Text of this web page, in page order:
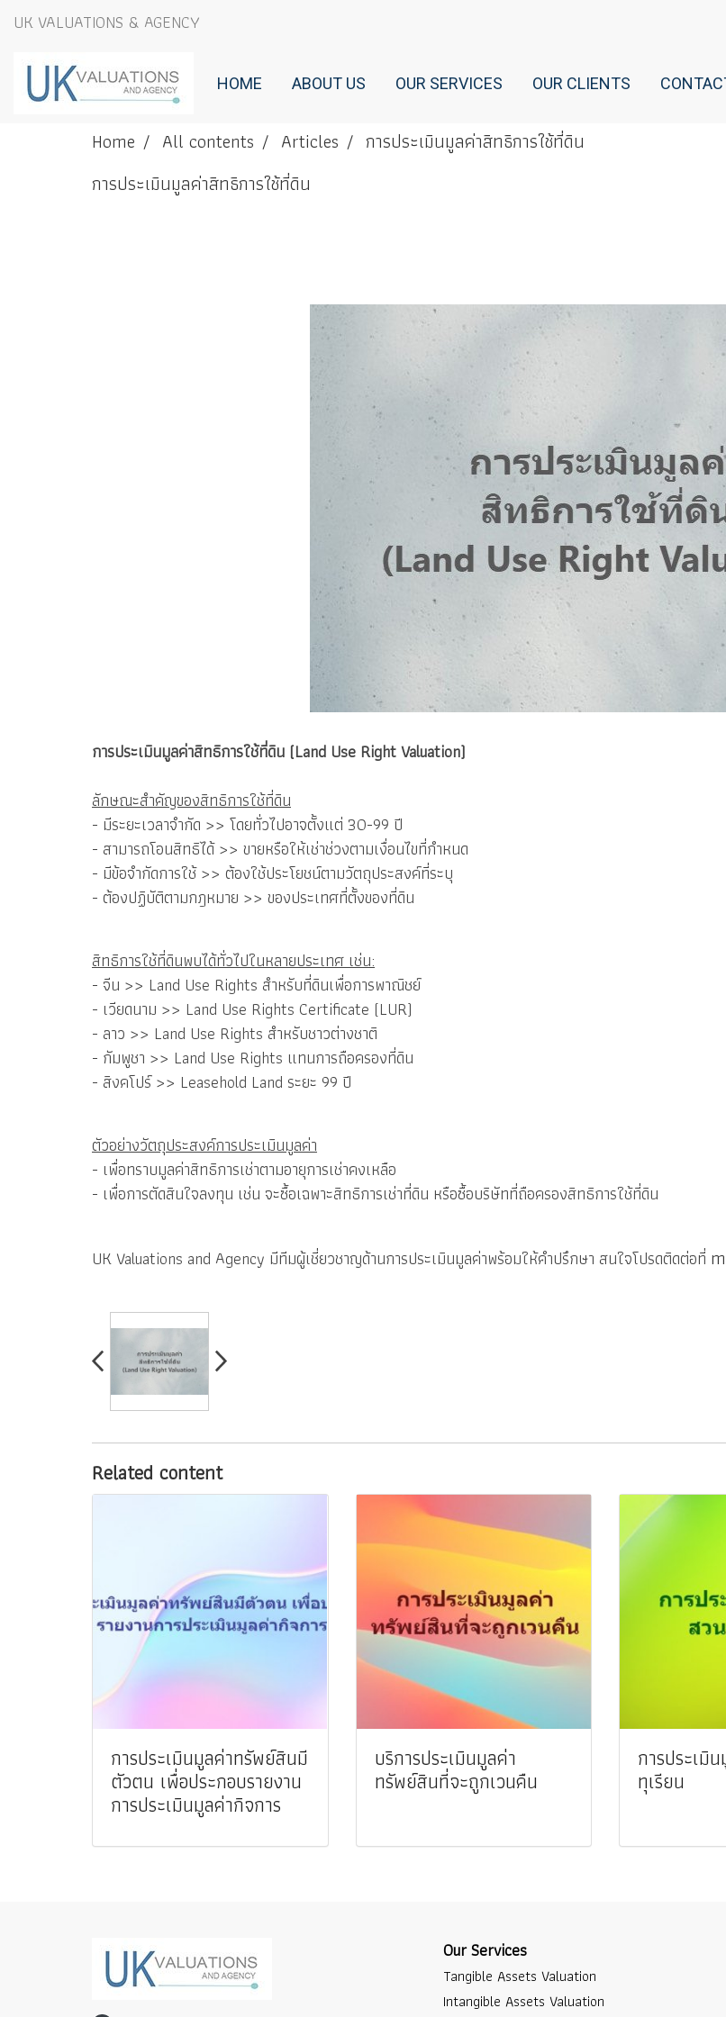
UK VALUATIONS & AGENCY
HOME ABOUT US OUR SERVICES OUR CLIENTS
Home All contents Articles
การประเมินมูลค่าสิทธิการใช้ที่ดิน
การประเมินมูลค่าสิทธิการใช้ที่ดิน
การประเมินมูลค่าสิทธิการใช้ที่ดิน (Land Use Right Valuation)
ลักษณะสำคัญของสิทธิการใช้ที่ดิน
- มีระยะเวลาจำกัด >> โดยทั่วไปอาจตั้งแต่ 30-99 ปี
- สามารถโอนสิทธิได้ >> ขายหรือให้เช่าช่วงตามเงื่อนไขที่กำหนด
- มีข้อจำกัดการใช้ >> ต้องใช้ประโยชน์ตามวัตถุประสงค์ที่ระบุ
- ต้องปฏิบัติตามกฎหมาย >> ของประเทศที่ตั้งของที่ดิน
สิทธิการใช้ที่ดินพบได้ทั่วไปในหลายประเทศ เช่น:
- จีน >> Land Use Rights สำหรับที่ดินเพื่อการพาณิชย์
- เวียดนาม >> Land Use Rights Certificate (LUR)
- ลาว >> Land Use Rights สำหรับชาวต่างชาติ
- กัมพูชา >> Land Use Rights แทนการถือครองที่ดิน
- สิงคโปร์ >> Leasehold Land ระยะ 99 ปี
ตัวอย่างวัตถุประสงค์การประเมินมูลค่า
- เพื่อทราบมูลค่าสิทธิการเช่าตามอายุการเช่าคงเหลือ
- เพื่อการตัดสินใจลงทุน เช่น จะซื้อเฉพาะสิทธิการเช่าที่ดิน หรือซื้อบริษัทที่ถือครองสิทธิการใช้ที่ดิน
UK Valuations and Agency มีทีมผู้เชี่ยวชาญด้านการประเมินมูลค่าพร้อมให้คำปรึกษา สนใจโปรดติดต่อที่
Related content
การประเมินมูลค่าทรัพย์สินมี
ตัวตน เพื่อประกอบรายงาน
การประเมินมูลค่ากิจการ
บริการประเมินมูลค่า
ทรัพย์สินที่จะถูกเวนคืน
การประเมิ
ทุเรียน
Our Services
Tangible Assets Valuation
Intangible Assets Valuation